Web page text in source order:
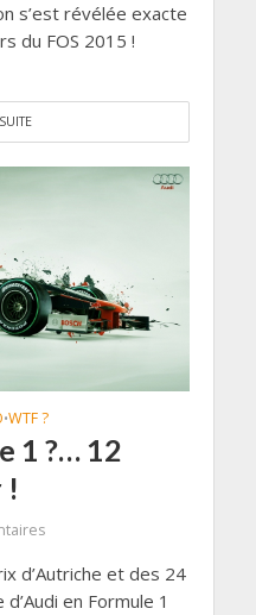
s’est révélée exacte
du FOS 2015 !
•WTF ?
1 ?… 12
!
d’Autriche et des 24
en Formule 1